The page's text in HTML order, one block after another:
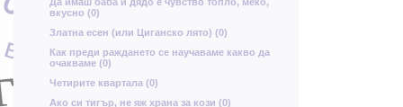
в
в
А
С
У
вкусно (0)
Златна есен (или Циганско лято) (0)
Как преди раждането се научаваме какво да
очакваме (0)
Четирите квартала (0)
Ако си тигър, не яж храна за кози (0)